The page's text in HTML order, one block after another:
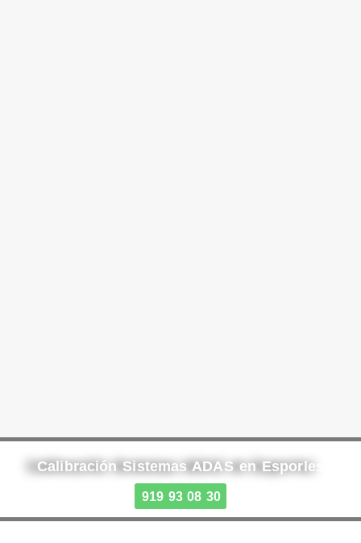
Calibración Sistemas ADAS en Esporles
919 93 08 30